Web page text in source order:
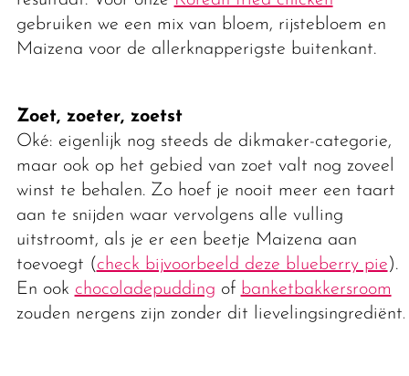
gebruiken we een mix van bloem, rijstebloem en
Maizena voor de allerknapperigste buitenkant.
Zoet, zoeter, zoetst
Oké: eigenlijk nog steeds de dikmaker-categorie,
maar ook op het gebied van zoet valt nog zoveel
winst te behalen. Zo hoef je nooit meer een taart
aan te snijden waar vervolgens alle vulling
uitstroomt, als je er een beetje Maizena aan
toevoegt (check bijvoorbeeld deze blueberry pie ).
En ook chocoladepudding of banketbakkersroom
zouden nergens zijn zonder dit lievelingsingrediënt.